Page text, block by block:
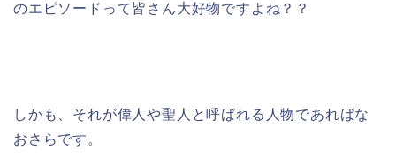
のエピソードって皆さん大好物ですよね？？
しかも、それが偉人や聖人と呼ばれる人物であればな
おさらです。